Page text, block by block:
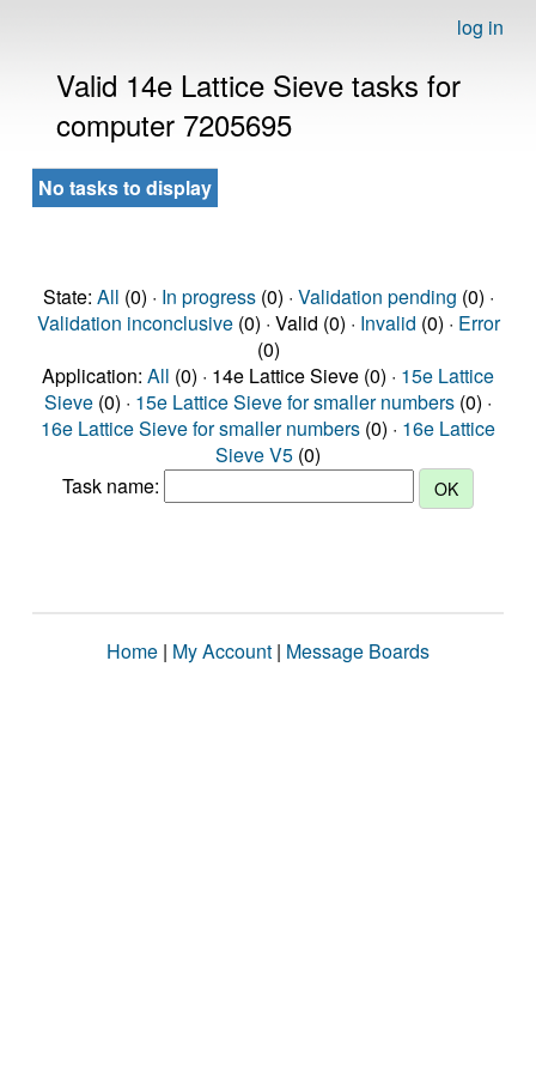
log in
Valid 14e Lattice Sieve tasks for
computer 7205695
No tasks to display
State: All (0) · In progress(0) · Validation pending (0) ·
Validation inconclusive(0) · Valid (0) · Invalid (0) · Error
(0)
Application: All (0) · 14e Lattice Sieve (0) · 15e Lattice
Sieve (0) · 15e Lattice Sieve for smaller numbers (0) ·
16e Lattice Sieve for smaller numbers (0) · 16e Lattice
Sieve V5 (0)
Task name:
Home | My Account | Message Boards